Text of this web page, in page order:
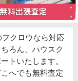
クロウなら対応
ろん、ハウスク
トいたします。
へでも無料査定